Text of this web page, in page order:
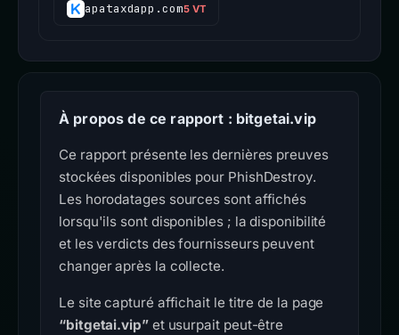
apataxdapp.com5 VT
À propos de ce rapport : bitgetai.vip
Ce rapport présente les dernières preuves
stockées disponibles pour PhishDestroy.
Les horodatages sources sont affichés
lorsqu'ils sont disponibles ; la disponibilité
et les verdicts des fournisseurs peuvent
changer après la collecte.
Le site capturé affichait le titre de la page
“bitgetai.vip”et usurpait peut-être